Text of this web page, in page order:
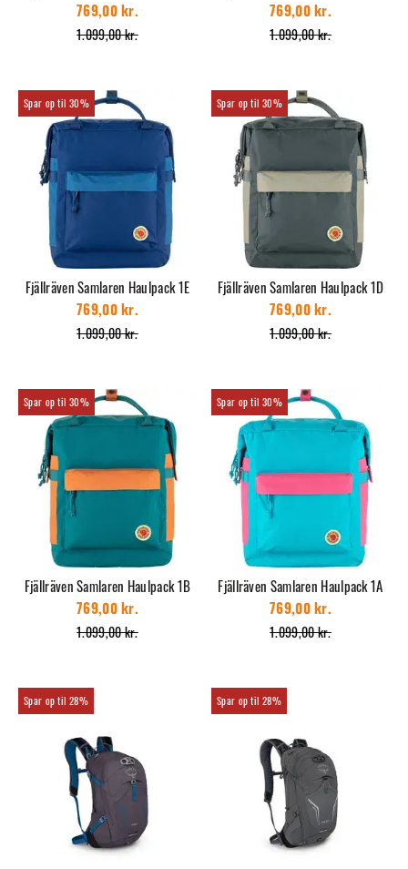
1.099,00 kr.
769,00 kr.
1.099,00 kr.
769,00 kr.
30%
Fjällräven Samlaren Haulpack 1E
1.099,00 kr.
769,00 kr.
30%
Fjällräven Samlaren Haulpack 1D
1.099,00 kr.
769,00 kr.
30%
Fjällräven Samlaren Haulpack 1B
1.099,00 kr.
769,00 kr.
30%
Fjällräven Samlaren Haulpack 1A
1.099,00 kr.
769,00 kr.
28% 28%